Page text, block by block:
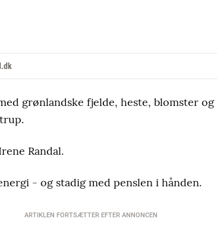
grønlandske fjelde, heste, blomster og
Randal.
- og stadig med penslen i hånden.
ARTIKLEN FORTSÆTTER EFTER ANNONCEN